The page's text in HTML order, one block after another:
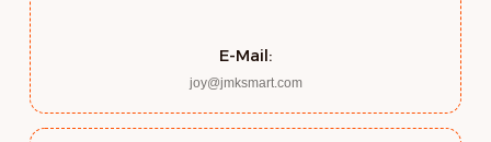
E-Mail:
joy@jmksmart.com